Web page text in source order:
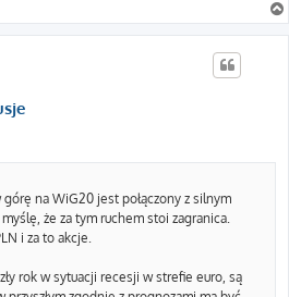
górę na WiG20 jest połączony z silnym
że za tym ruchem stoi zagranica.
i za to akcje.
rok w sytuacji recesji w strefie euro, są